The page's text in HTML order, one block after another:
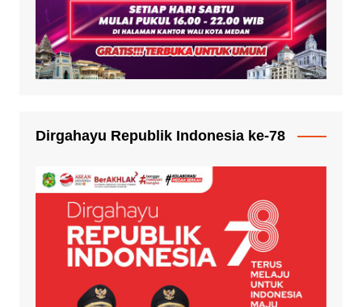
Dirgahayu Republik Indonesia ke-78